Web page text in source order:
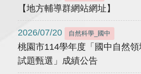
【地方輔導群網站網址】
2026/07/20 自然科學_國中
桃園市114學年度「國中自然
試題甄選」成績公告